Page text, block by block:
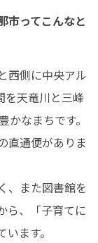
市ってこんなと
西側に中央アル
を天竜川と三峰
なまちです。
直通便がありま
、また図書館を
ら、「子育てに
ます。